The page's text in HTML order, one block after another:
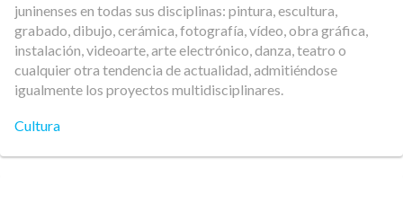
juninenses en todas sus disciplinas: pintura, escultura,
grabado, dibujo, cerámica, fotografía, vídeo, obra gráfica,
instalación, videoarte, arte electrónico, danza, teatro o
cualquier otra tendencia de actualidad, admitiéndose
igualmente los proyectos multidisciplinares.
Cultura